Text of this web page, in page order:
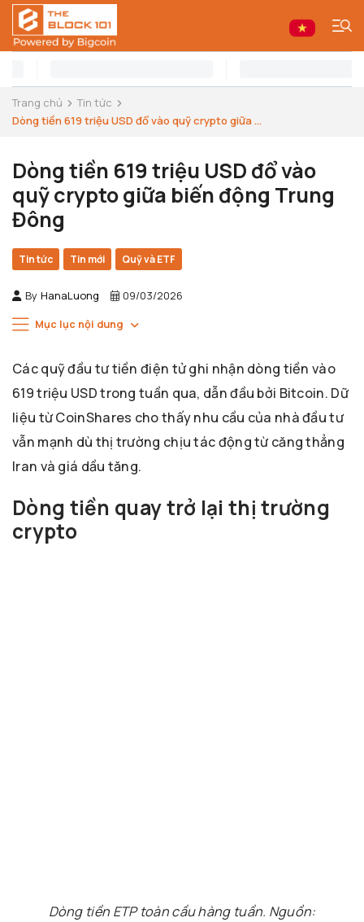
Trang chủ
Tin tức
Dòng tiền 619 triệu USD đổ vào quỹ crypto giữa ...
Dòng tiền 619 triệu USD đổ vào
quỹ crypto giữa biến động Trung
Đông
Tin tức Tin mới Quỹ và ETF
By HanaLuong 09/03/2026
Mục lục nội dung
Các quỹ đầu tư tiền điện tử ghi nhận dòng tiền vào
619 triệu USD trong tuần qua, dẫn đầu bởi Bitcoin. Dữ
liệu từ CoinShares cho thấy nhu cầu của nhà đầu tư
vẫn mạnh dù thị trường chịu tác động từ căng thẳng
Iran và giá dầu tăng.
Dòng tiền quay trở lại thị trường
crypto
Dòng tiền ETP toàn cầu hàng tuần. Nguồn: